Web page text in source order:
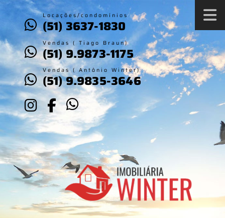
Locações/condomínios
(51) 3637-1830
Vendas ( Tiago Braun)
(51) 9.9873-1175
Vendas ( Antônio Winter)
(51) 9.9835-3646